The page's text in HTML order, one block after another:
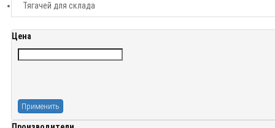
Тягачей для склада
Цена
Применить